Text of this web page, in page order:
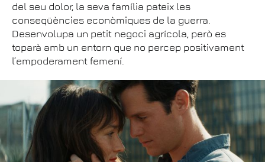
del seu dolor, la seva família pateix les
conseqüències econòmiques de la guerra.
Desenvolupa un petit negoci agrícola, però es
toparà amb un entorn que no percep positivament
l’empoderament femení.